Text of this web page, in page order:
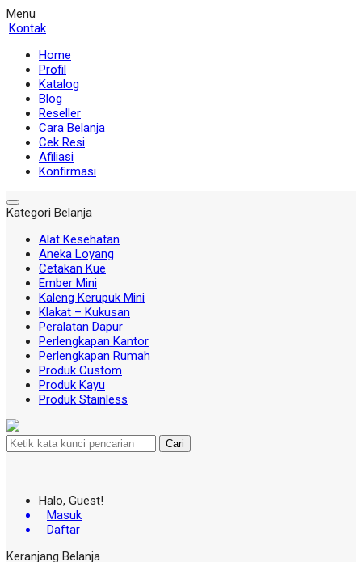
Menu
Kontak
Home
Profil
Katalog
Blog
Reseller
Cara Belanja
Cek Resi
Afiliasi
Konfirmasi
Kategori Belanja
Alat Kesehatan
Aneka Loyang
Cetakan Kue
Ember Mini
Kaleng Kerupuk Mini
Klakat – Kukusan
Peralatan Dapur
Perlengkapan Kantor
Perlengkapan Rumah
Produk Custom
Produk Kayu
Produk Stainless
Cari
Halo, Guest!
Masuk
Daftar
Keranjang Belanja